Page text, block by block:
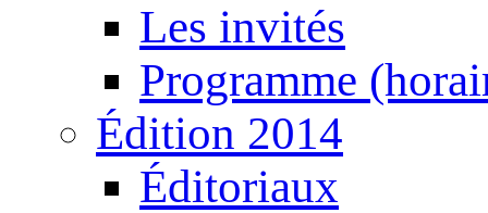
Les invités
Programme
Édition 2014
Éditoriaux